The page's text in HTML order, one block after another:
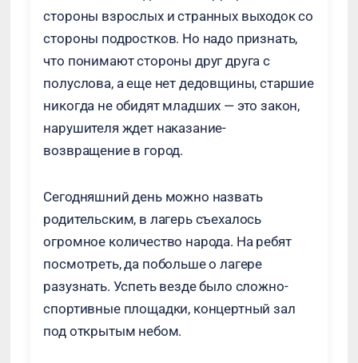
стороны взрослых и странных выходок со
стороны подростков. Но надо признать,
что понимают стороны друг друга с
полуслова, а еще нет дедовщины, старшие
никогда не обидят младших — это закон,
нарушителя ждет наказание-
возвращение в город.
Сегодняшний день можно назвать
родительским, в лагерь съехалось
огромное количество народа. На ребят
посмотреть, да побольше о лагере
разузнать. Успеть везде было сложно-
спортивные площадки, концертный зал
под открытым небом.